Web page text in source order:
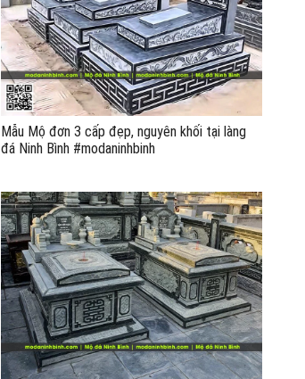
Mẫu Mộ đơn 3 cấp đẹp, nguyên khối tại làng
đá Ninh Bình #modaninhbinh